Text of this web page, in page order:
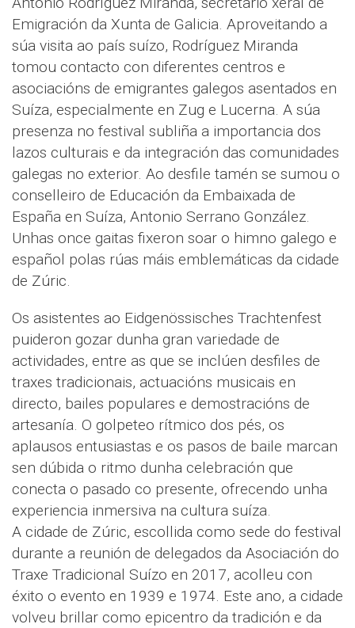
Emigración da Xunta de Galicia. Aproveitando a
súa visita ao país suízo, Rodríguez Miranda
tomou contacto con diferentes centros e
asociacións de emigrantes galegos asentados en
Suíza, especialmente en Zug e Lucerna. A súa
presenza no festival subliña a importancia dos
lazos culturais e da integración das comunidades
galegas no exterior. Ao desfile tamén se sumou o
conselleiro de Educación da Embaixada de
España en Suíza, Antonio Serrano González.
Unhas once gaitas fixeron soar o himno galego e
español polas rúas máis emblemáticas da cidade
de Zúric.
Os asistentes ao Eidgenössisches Trachtenfest
puideron gozar dunha gran variedade de
actividades, entre as que se inclúen desfiles de
traxes tradicionais, actuacións musicais en
directo, bailes populares e demostracións de
artesanía. O golpeteo rítmico dos pés, os
aplausos entusiastas e os pasos de baile marcan
sen dúbida o ritmo dunha celebración que
conecta o pasado co presente, ofrecendo unha
experiencia inmersiva na cultura suíza.
A cidade de Zúric, escollida como sede do festival
durante a reunión de delegados da Asociación do
Traxe Tradicional Suízo en 2017, acolleu con
éxito o evento en 1939 e 1974. Este ano, a cidade
volveu brillar como epicentro da tradición e da